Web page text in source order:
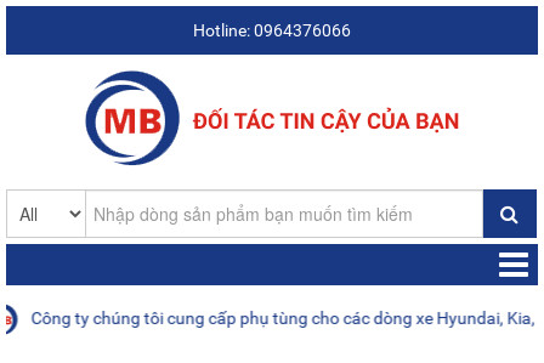
Hotline: 0964376066
ty chúng tôi cung cấp phụ tùng cho các dòng xe Hyundai, Kia,